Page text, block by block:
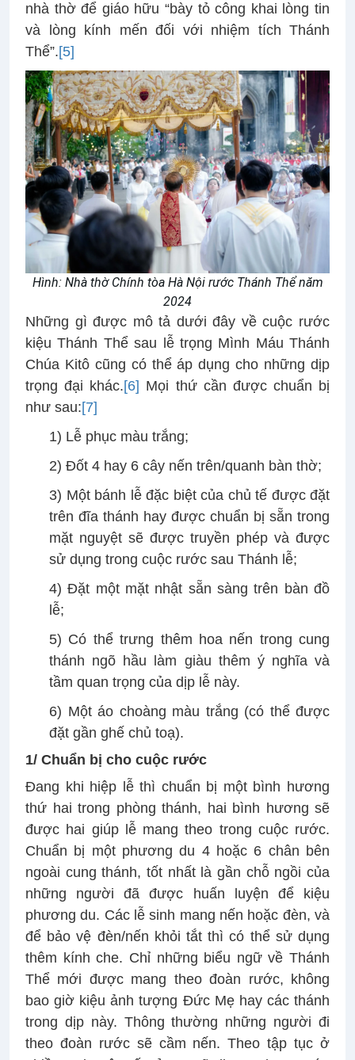
nhà thờ để giáo hữu “bày tỏ công khai lòng tin
và lòng kính mến đối với nhiệm tích Thánh
Thể”.[5]
Hình: Nhà thờ Chính tòa Hà Nội rước Thánh Thể năm
2024
Những gì được mô tả dưới đây về cuộc rước
kiệu Thánh Thể sau lễ trọng Mình Máu Thánh
Chúa Kitô cũng có thể áp dụng cho những dịp
trọng đại khác.[6] Mọi thứ cần được chuẩn bị
như sau:[7]
1) Lễ phục màu trắng;
2) Đốt 4 hay 6 cây nến trên/quanh bàn thờ;
3) Một bánh lễ đặc biệt của chủ tế được đặt
trên đĩa thánh hay được chuẩn bị sẵn trong
mặt nguyệt sẽ được truyền phép và được
sử dụng trong cuộc rước sau Thánh lễ;
4) Đặt một mặt nhật sẵn sàng trên bàn đồ
lễ;
5) Có thể trưng thêm hoa nến trong cung
thánh ngõ hầu làm giàu thêm ý nghĩa và
tầm quan trọng của dịp lễ này.
6) Một áo choàng màu trắng (có thể được
đặt gần ghế chủ toạ).
1/ Chuẩn bị cho cuộc rước
Đang khi hiệp lễ thì chuẩn bị một bình hương
thứ hai trong phòng thánh, hai bình hương sẽ
được hai giúp lễ mang theo trong cuộc rước.
Chuẩn bị một phương du 4 hoặc 6 chân bên
ngoài cung thánh, tốt nhất là gần chỗ ngồi của
những người đã được huấn luyện để kiệu
phương du. Các lễ sinh mang nến hoặc đèn, và
để bảo vệ đèn/nến khỏi tắt thì có thể sử dụng
thêm kính che. Chỉ những biểu ngữ về Thánh
Thể mới được mang theo đoàn rước, không
bao giờ kiệu ảnh tượng Đức Mẹ hay các thánh
trong dịp này. Thông thường những người đi
theo đoàn rước sẽ cầm nến. Theo tập tục ở